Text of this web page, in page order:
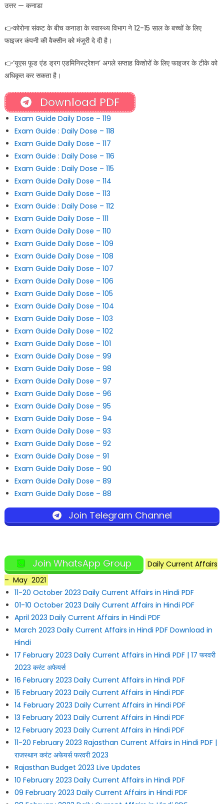
उत्तर — कनाडा
👉कोरोना संकट के बीच कनाडा के स्वास्थ्य विभाग ने 12-15 साल के बच्चों के लिए
फाइजर कंपनी की वैक्सीन को मंजूरी दे दी है।
👉‘यूएस फूड एंड ड्रग एडमिनिस्ट्रेशन’ अगले सप्ताह किशोरों के लिए फाइजर के टीके को
अधिकृत कर सकता है।
Download PDF
Exam Guide Daily Dose – 119
Exam Guide : Daily Dose – 118
Exam Guide Daily Dose – 117
Exam Guide : Daily Dose – 116
Exam Guide : Daily Dose – 115
Exam Guide Daily Dose – 114
Exam Guide Daily Dose – 113
Exam Guide : Daily Dose – 112
Exam Guide Daily Dose – 111
Exam Guide Daily Dose – 110
Exam Guide Daily Dose – 109
Exam Guide Daily Dose – 108
Exam Guide Daily Dose – 107
Exam Guide Daily Dose – 106
Exam Guide Daily Dose – 105
Exam Guide Daily Dose – 104
Exam Guide Daily Dose – 103
Exam Guide Daily Dose – 102
Exam Guide Daily Dose – 101
Exam Guide Daily Dose – 99
Exam Guide Daily Dose – 98
Exam Guide Daily Dose – 97
Exam Guide Daily Dose – 96
Exam Guide Daily Dose – 95
Exam Guide Daily Dose – 94
Exam Guide Daily Dose – 93
Exam Guide Daily Dose – 92
Exam Guide Daily Dose – 91
Exam Guide Daily Dose – 90
Exam Guide Daily Dose – 89
Exam Guide Daily Dose – 88
Join Telegram Channel
Join WhatsApp Group
Daily Current Affairs
– May 2021
11-20 October 2023 Daily Current Affairs in Hindi PDF
01-10 October 2023 Daily Current Affairs in Hindi PDF
April 2023 Daily Current Affairs in Hindi PDF
March 2023 Daily Current Affairs in Hindi PDF Download in
Hindi
17 February 2023 Daily Current Affairs in Hindi PDF | 17 फरवरी
2023 करंट अफेयर्स
16 February 2023 Daily Current Affairs in Hindi PDF
15 February 2023 Daily Current Affairs in Hindi PDF
14 February 2023 Daily Current Affairs in Hindi PDF
13 February 2023 Daily Current Affairs in Hindi PDF
12 February 2023 Daily Current Affairs in Hindi PDF
11-20 February 2023 Rajasthan Current Affairs in Hindi PDF |
राजस्थान करंट अफेयर्स फरवरी 2023
Rajasthan Budget 2023 Live Updates
10 February 2023 Daily Current Affairs in Hindi PDF
09 February 2023 Daily Current Affairs in Hindi PDF